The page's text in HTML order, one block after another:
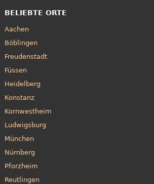
BELIEBTE ORTE
Aachen
Böblingen
Freudenstadt
Füssen
Heidelberg
Konstanz
Kornwestheim
Ludwigsburg
München
Nürnberg
Pforzheim
Reutlingen